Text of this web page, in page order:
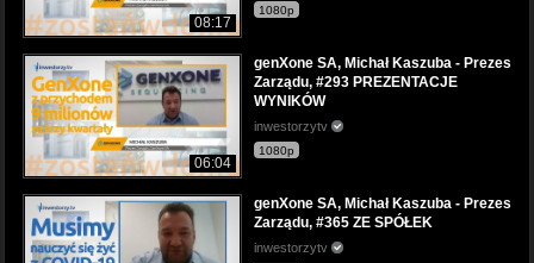
08:17
1080p
06:04
genXone SA, Michał Kaszuba - Prezes
Zarządu, #293 PREZENTACJE
WYNIKÓW
inwestorzytv
1080p
genXone SA, Michał Kaszuba - Prezes
Zarządu, #365 ZE SPÓŁEK
inwestorzytv